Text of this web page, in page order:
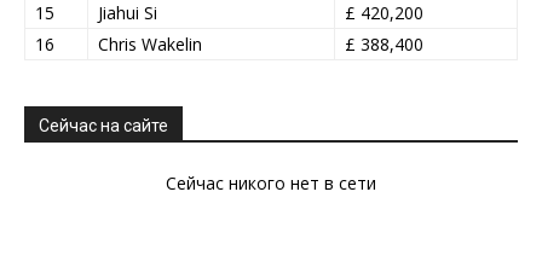
15
Jiahui Si
£ 420,200
16
Chris Wakelin £ 388,400
Сейчас на сайте
Сейчас никого нет в сети